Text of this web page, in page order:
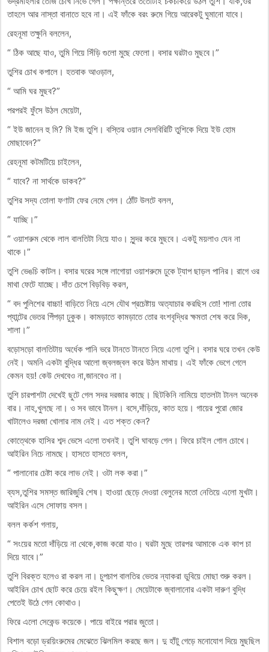
তাহলে আর নাস্তা বানাতে হবে না। এই ফাঁকে বরং রুমে গিয়ে আরেকটু ঘুমানো যাবে।
রেহনূমা তক্ষুনি বললেন,
“ ঠিক আছে যাও, তুমি গিয়ে সিঁড়ি গুলো মুছে ফেলো। বসার ঘরটাও মুছবে।”
তুশির চোখ কপালে। হতবাক আওড়াল,
“ আমি ঘর মুছব?”
পরপরই ফুঁসে উঠল মেয়েটা,
“ ইউ জানেন হু মি? মি ইজ তুশি। বস্তির ওয়ান সেলবিরিটি তুশিকে দিয়ে ইউ হোম
মোছাবেন?”
রেহনূমা কটমটিয়ে চাইলেন,
“ যাবে? না সার্থকে ডাকব?”
তুশির সদ্য তোলা ফণাটা ফের নেমে গেল। ঠোঁট উলটে বলল,
“ যাচ্ছি।”
“ ওয়াশরুম থেকে লাল বালতিটা নিয়ে যাও। সুন্দর করে মুছবে। একটু ময়লাও যেন না
থাকে।”
তুশি ভেঙচি কাটল। বসার ঘরের সঙ্গে লাগোয়া ওয়াশরুমে ঢুকে ট্যাপ ছাড়ল পানির। রাগে ওর
মাথা ফেটে যাচ্ছে। দাঁত চেপে বিড়বিড় করল,
“ বদ পুলিশের বাচ্চা! বাড়িতে নিয়ে এসে যৌথ প্রচেষ্টায় অত্যাচার করছিস তো! শালা তোর
প্যান্টের ভেতর পিঁপড়া ঢুকুক। কামড়াতে কামড়াতে তোর বংশবৃদ্ধির ক্ষমতা শেষ করে দিক,
শালা।”
বড়োসড়ো বালতিটায় অর্ধেক পানি ভরে টানতে টানতে নিয়ে এলো তুশি। বসার ঘরে তখন কেউ
নেই। অমনি একটা বুদ্ধির আলো জ্বলজ্বল করে উঠল মাথায়। এই ফাঁকে ভেগে গেলে
কেমন হয়! কেউ দেখবেও না,জানবেও না।
তুশি চারপাশটা দেখেই ছুটে গেল সদর দরজার কাছে। ছিটকিনি নামিয়ে হাতলটা টানল অনেক
বার। নাহ,খুলছে না। ও সব ভাবে টানল। বসে,দাঁড়িয়ে, কাত হয়ে। গায়ের পুরো জোর
খাটালেও দরজা খোলার নাম নেই। এত শক্ত কেন?
কোত্থেকে হাসির শব্দ ভেসে এলো তখনই। তুশি ঘাবড়ে গেল। ফিরে চাইল গোল চোখে।
আইরিন নিচে নামছে। হাসতে হাসতে বলল,
“ পালানোর চেষ্টা করে লাভ নেই। ওটা লক করা।”
ব্যস,তুশির সমস্ত জারিজুরি শেষ। হাওয়া ছেড়ে দেওয়া বেলুনের মতো নেতিয়ে এলো মুখটা।
আইরিন এসে সোফায় বসল।
বলল কর্কশ গলায়,
“ সংয়ের মতো দাঁড়িয়ে না থেকে,কাজ করো যাও। ঘরটা মুছে তারপর আমাকে এক কাপ চা
দিয়ে যাবে।”
তুশি বিরক্ত হলেও রা করল না। চুপচাপ বালতির ভেতর ন্যাকরা ডুবিয়ে মোছা শুরু করল।
আইরিন চোখ ছোট করে চেয়ে রইল কিছুক্ষণ। মেয়েটাকে জ্বালানোর একটা দারুণ বুদ্ধি
পেতেই উঠে গেল কোথাও।
ফিরে এলো সেকেন্ড কয়েকে। পায়ে বাইরে পরার জুতো।
বিশাল বড়ো ড্রয়িংরুমের মেঝেতে ঝিলমিল করছে জল। দু হাঁটু গেড়ে মনোযোগ দিয়ে মুছছিল